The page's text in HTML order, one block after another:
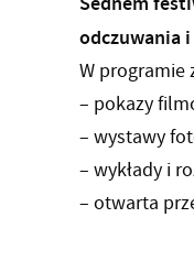
odczuwania
W programie
– pokazy
– wystawy
– wykłady i
– otwarta